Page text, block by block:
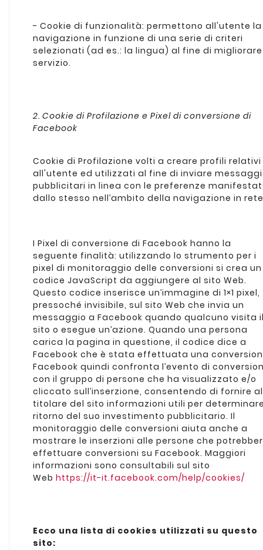
- Cookie di funzionalità: permettono all'utente la
navigazione in funzione di una serie di criteri
selezionati (ad es.: la lingua) al fine di
servizio.
2. Cookie di Profilazione e Pixel di conversione di
Facebook
Cookie di Profilazione volti a creare profili relativi
all'utente ed utilizzati al fine di inviare messaggi
pubblicitari in linea con le preferenze
dallo stesso nell’ambito della navigazione in
I Pixel di conversione di Facebook hanno la
seguente finalità: utilizzando lo strumento per i
pixel di monitoraggio delle conversioni si crea un
codice JavaScript da aggiungere al sito Web.
Questo codice inserisce un’immagine di 1×1 pixel,
pressoché invisibile, sul sito Web che invia un
messaggio a Facebook quando qualcuno visita
sito o esegue un’azione. Quando una persona
carica la pagina in questione, il codice dice a
Facebook che è stata effettuata una
Facebook quindi confronta l’evento di
con il gruppo di persone che ha visualizzato e/o
cliccato sull’inserzione, consentendo di fornire al
titolare del sito informazioni utili per
ritorno del suo investimento pubblicitario. Il
monitoraggio delle conversioni aiuta anche a
mostrare le inserzioni alle persone che
effettuare conversioni su Facebook. Maggiori
informazioni sono consultabili sul sito
Web https://it-it.facebook.com/help/cookies/
Ecco una lista di cookies utilizzati su questo
sito: